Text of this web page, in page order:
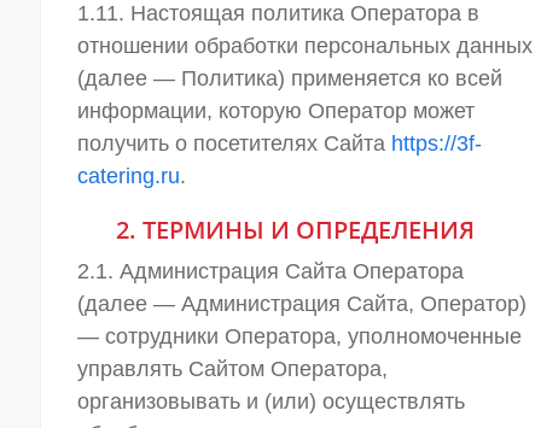
1.11. Настоящая политика Оператора в
отношении обработки персональных данных
(далее — Политика) применяется ко всей
информации, которую Оператор может
получить о посетителях Сайта https://3f-
catering.ru.
2. ТЕРМИНЫ И ОПРЕДЕЛЕНИЯ
2.1. Администрация Сайта Оператора
(далее — Администрация Сайта, Оператор)
— сотрудники Оператора, уполномоченные
управлять Сайтом Оператора,
организовывать и (или) осуществлять